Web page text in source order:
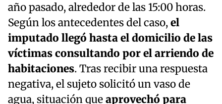
año pasado, alrededor de las 15:00 horas.
Según los antecedentes del caso,el
imputado llegó hasta el domicilio de las
víctimas consultando por el arriendo de
habitaciones. Tras recibir una respuesta
negativa, el sujeto solicitó un vaso de
agua, situación queaprovechó para